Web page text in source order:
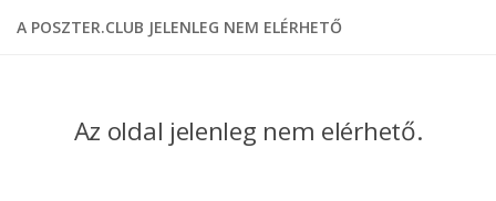
A POSZTER.CLUB JELENLEG NEM ELÉRHETŐ
Az oldal jelenleg nem elérhető.